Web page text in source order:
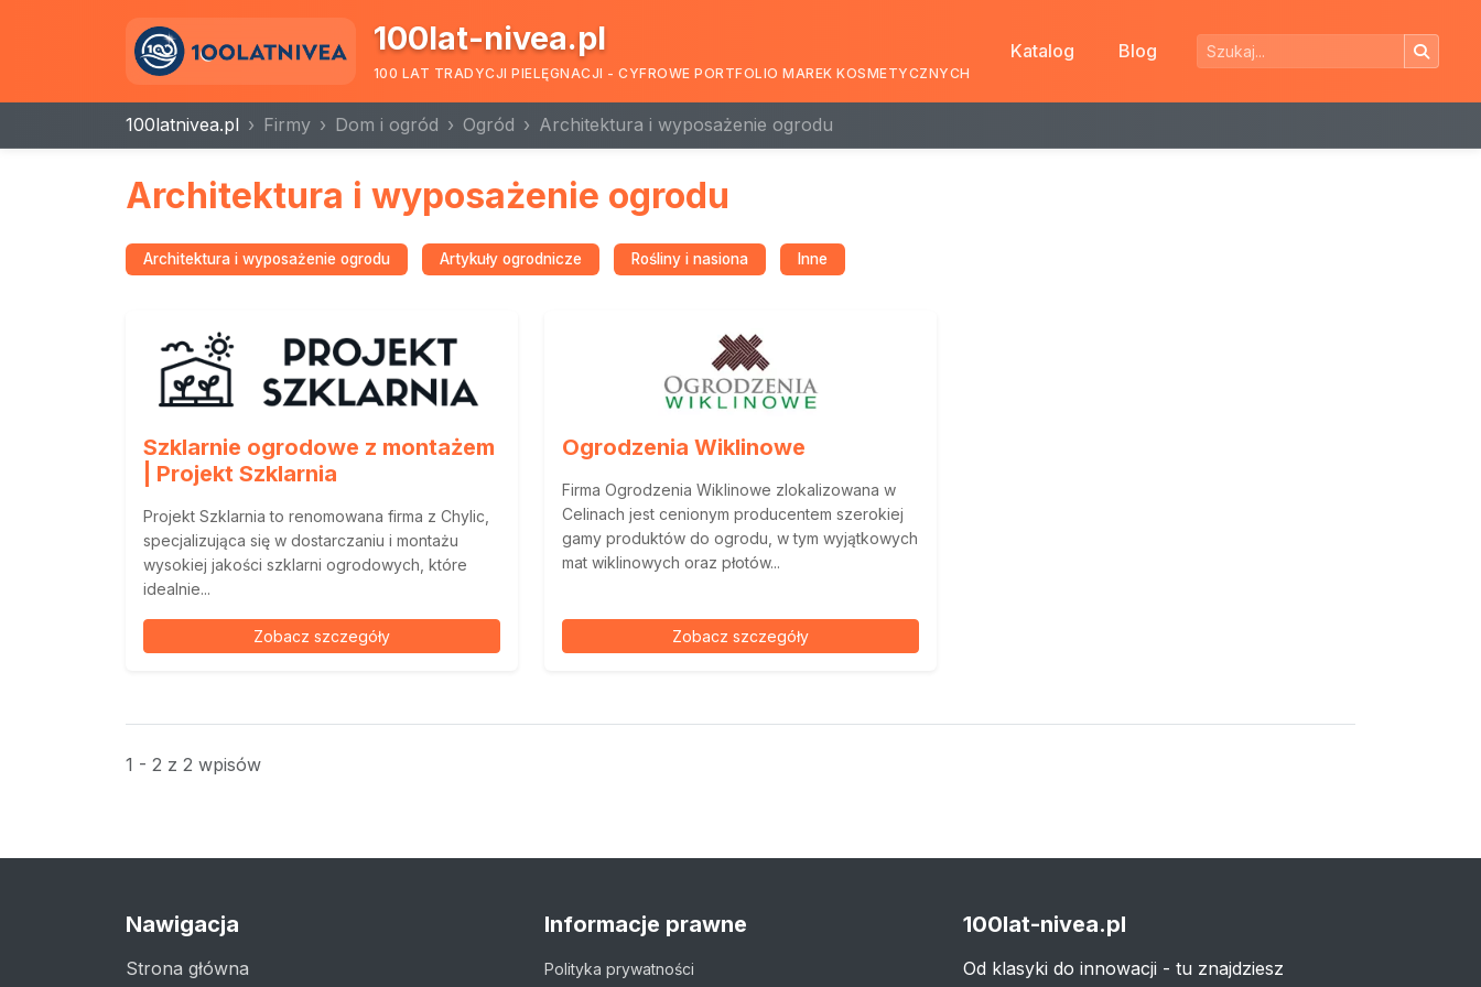
100lat-nivea.pl
100 LAT TRADYCJI PIELĘGNACJI - CYFROWE PORTFOLIO MAREK KOSMETYCZNYCH
Katalog Blog
100latnivea.pl Firmy Dom i ogród Ogród Architektura i wyposażenie ogrodu
Architektura i wyposażenie ogrodu
Architektura i wyposażenie ogrodu Artykuły ogrodnicze Rośliny i nasiona Inne
Szklarnie ogrodowe z montażem
| Projekt Szklarnia
Projekt Szklarnia to renomowana firma z Chylic,
specjalizująca się w dostarczaniu i montażu
wysokiej jakości szklarni ogrodowych, które
idealnie...
Zobacz szczegóły
Ogrodzenia Wiklinowe
Firma Ogrodzenia Wiklinowe zlokalizowana w
Celinach jest cenionym producentem szerokiej
gamy produktów do ogrodu, w tym wyjątkowych
mat wiklinowych oraz płotów...
Zobacz szczegóły
1 - 2 z 2 wpisów
Nawigacja
Strona główna
Informacje prawne
Polityka prywatności
100lat-nivea.pl
Od klasyki do innowacji - tu znajdziesz